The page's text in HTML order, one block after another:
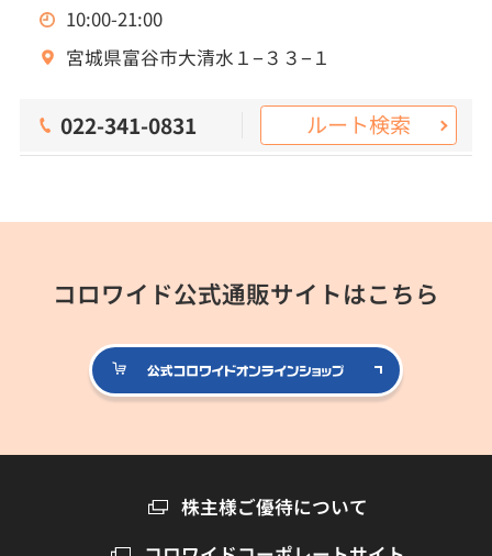
10:00-21:00
宮城県富谷市大清水１−３３−１
022-341-0831 ルート検索
コロワイド公式通販サイトはこちら
公式コロ
株主様ご優待について